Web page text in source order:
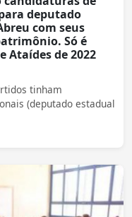
deputado
com seus
Só é
Ataídes de 2022
tinham
(deputado estadual